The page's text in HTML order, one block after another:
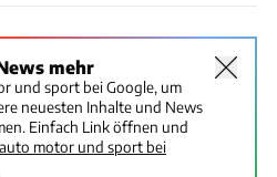
mehr
und sport bei Google, um
neuesten Inhalte und News
Einfach Link öffnen und
auto motor und sport bei